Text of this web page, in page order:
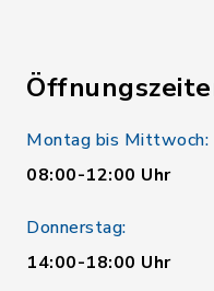
Montag bis Mittwoch:
08:00-12:00 Uhr
Donnerstag:
14:00-18:00 Uhr